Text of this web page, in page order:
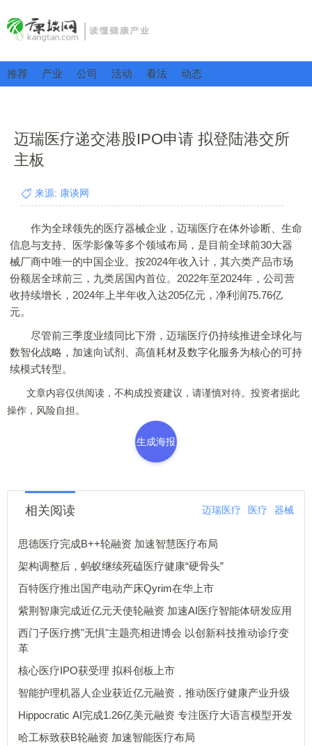
推荐 产业 公司 活动 看法 动态
迈瑞医疗递交港股IPO申请 拟登陆港交所
主板
来源: 康谈网
作为全球领先的医疗器械企业，迈瑞医疗在体外诊断、生命
信息与支持、医学影像等多个领域布局，是目前全球前30大器
械厂商中唯一的中国企业。按2024年收入计，其六类产品市场
份额居全球前三，九类居国内首位。2022年至2024年，公司营
收持续增长，2024年上半年收入达205亿元，净利润75.76亿
元。
尽管前三季度业绩同比下滑，迈瑞医疗仍持续推进全球化与
数智化战略，加速向试剂、高值耗材及数字化服务为核心的可持
续模式转型。
文章内容仅供阅读，不构成投资建议，请谨慎对待。投资者据此
操作，风险自担。
生成海报
相关阅读 迈瑞医疗 医疗 器械
思德医疗完成B++轮融资 加速智慧医疗布局
架构调整后，蚂蚁继续死磕医疗健康“硬骨头”
百特医疗推出国产电动产床Qyrim在华上市
紫荆智康完成近亿元天使轮融资 加速AI医疗智能体研发应用
西门子医疗携"无惧"主题亮相进博会 以创新科技推动诊疗变
革
核心医疗IPO获受理 拟科创板上市
智能护理机器人企业获近亿元融资，推动医疗健康产业升级
Hippocratic AI完成1.26亿美元融资 专注医疗大语言模型开发
哈工标致获B轮融资 加速智能医疗布局